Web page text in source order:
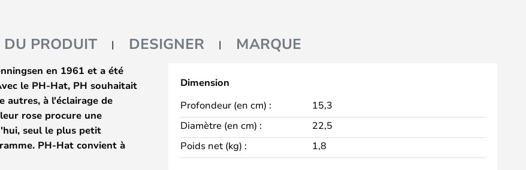
DU PRODUIT DESIGNER MARQUE
en 1961 et a été
le PH-Hat, PH souhaitait
autres, à l'éclairage de
rose procure une
seul le plus petit
PH-Hat convient à
cages d'escalier et aux
Dimension
Profondeur (en cm) :
15,3
Diamètre (en cm) :
22,5
Poids net (kg) :
1,8